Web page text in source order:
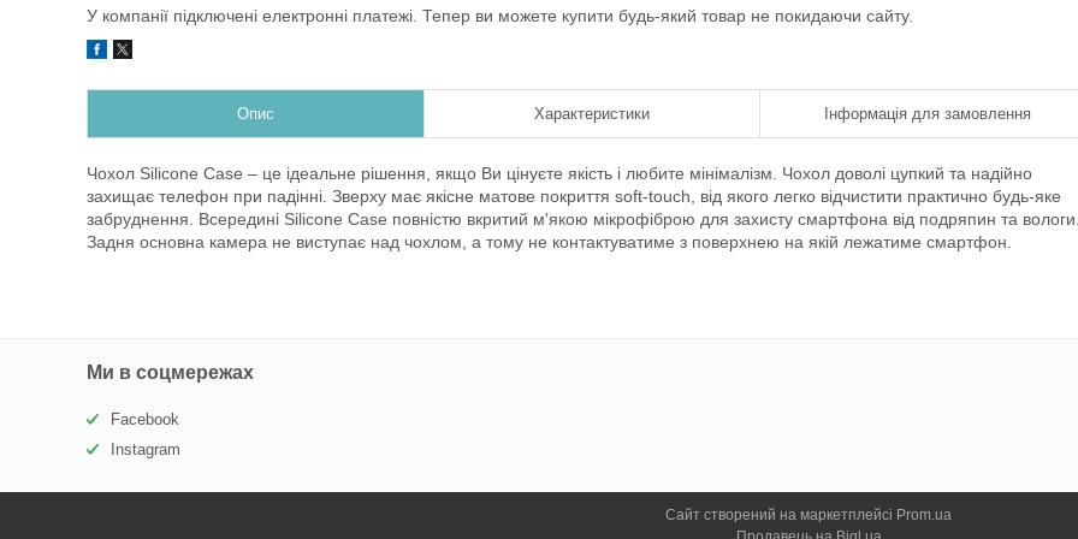
У компанії підключені електронні платежі. Тепер ви можете купити будь-який товар не покидаючи сайту.
Опис Характеристики Інформація для замовлення
Чохол Silicone Case – це ідеальне рішення, якщо Ви цінуєте якість і любите мінімалізм. Чохол доволі цупкий та надійно
захищає телефон при падінні. Зверху має якісне матове покриття soft-touch, від якого легко відчистити практично будь-яке
забруднення. Всередині Silicone Case повністю вкритий м'якою мікрофіброю для захисту смартфона від подряпин та
Задня основна камера не виступає над чохлом, а тому не контактуватиме з поверхнею на якій лежатиме смартфон.
Ми в соцмережах
Facebook
Instagram
Сайт створений на маркетплейсі Prom.ua